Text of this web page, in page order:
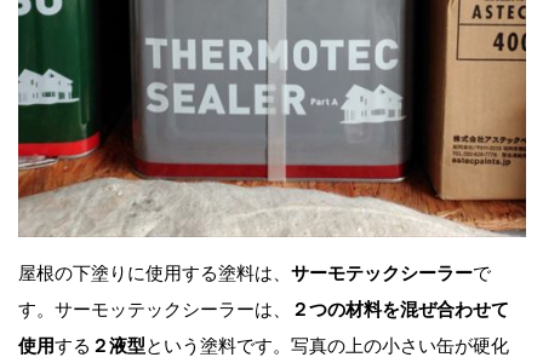
屋根の下塗りに使用する塗料は、 サーモテックシーラーで
す。サーモッテックシーラーは、
２つの材料を混ぜ合わせて
使用する ２液型という塗料です。写真の上の小さい缶が硬化